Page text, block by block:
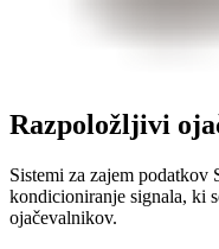
Razpoložljivi
Sistemi za zajem
kondicioniranje signala, ki
ojačevalnikov.